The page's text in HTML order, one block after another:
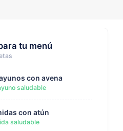
tu menú
con avena
saludable
con atún
saludable